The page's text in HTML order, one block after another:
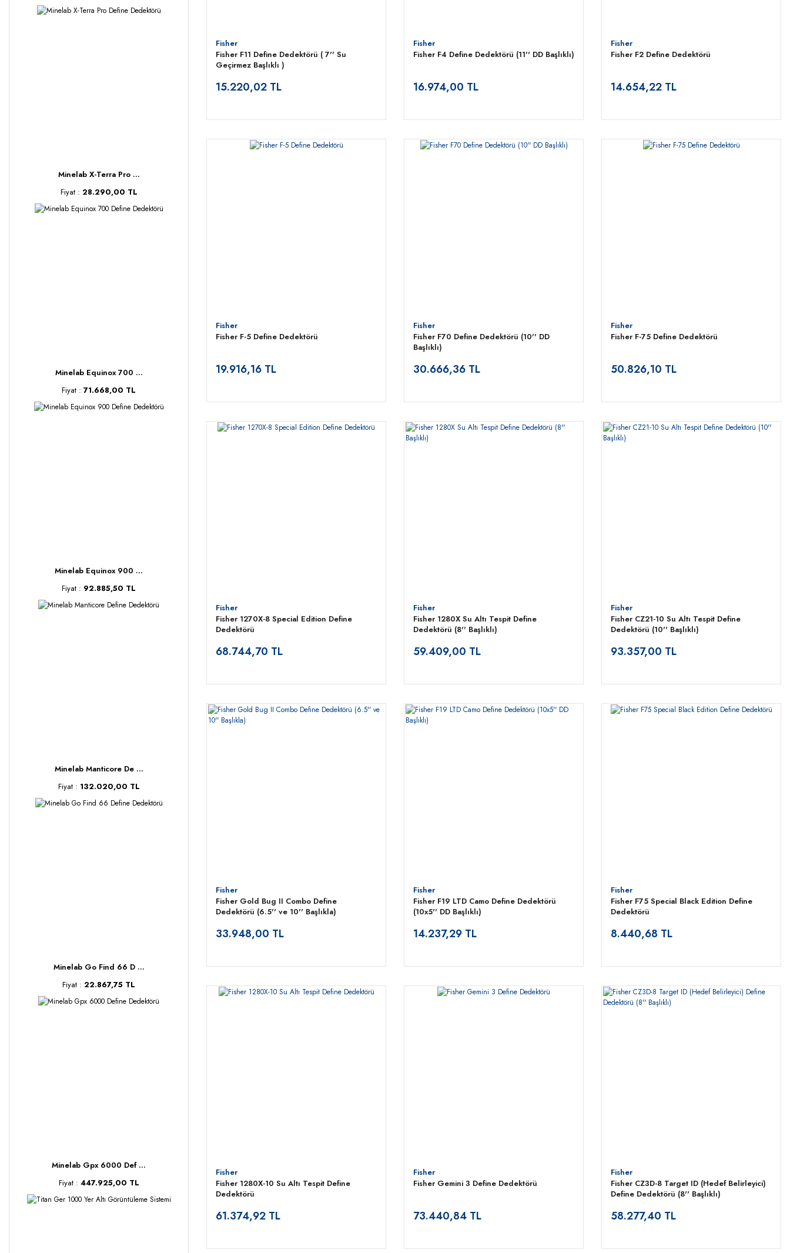
Minelab X-Terra Pro ...
Fiyat : 28.290,00 TL
Minelab Equinox 700 ...
Fiyat : 71.668,00 TL
Minelab Equinox 900 ...
Fiyat : 92.885,50 TL
Minelab Manticore De ...
Fiyat : 132.020,00 TL
Minelab Go Find 66 D ...
Fiyat : 22.867,75 TL
Minelab Gpx 6000 Def ...
Fiyat : 447.925,00 TL
Fisher
Fisher F11 Define Dedektörü ( 7'' Su
Geçirmez Başlıklı )
15.220,02 TL
Fisher
Fisher F4 Define Dedektörü (11'' DD Başlıklı)
16.974,00 TL
Fisher
Fisher F2 Define Dedektörü
14.654,22 TL
Fisher
Fisher F-5 Define Dedektörü
19.916,16 TL
Fisher
Fisher F70 Define Dedektörü (10'' DD
Başlıklı)
30.666,36 TL
Fisher
Fisher F-75 Define Dedektörü
50.826,10 TL
Fisher
Fisher 1270X-8 Special Edition Define
Dedektörü
68.744,70 TL
Fisher
Fisher 1280X Su Altı Tespit Define
Dedektörü (8'' Başlıklı)
59.409,00 TL
Fisher
Fisher CZ21-10 Su Altı Tespit Define
Dedektörü (10'' Başlıklı)
93.357,00 TL
Fisher
Fisher Gold Bug II Combo Define
Dedektörü (6.5'' ve 10'' Başlıkla)
33.948,00 TL
Fisher
Fisher F19 LTD Camo Define Dedektörü
(10x5'' DD Başlıklı)
14.237,29 TL
Fisher
Fisher F75 Special Black Edition Define
Dedektörü
8.440,68 TL
Fisher
Fisher 1280X-10 Su Altı Tespit Define
Dedektörü
61.374,92 TL
Fisher
Fisher Gemini 3 Define Dedektörü
73.440,84 TL
Fisher
Fisher CZ3D-8 Target ID (Hedef Belirleyici)
Define Dedektörü (8'' Başlıklı)
58.277,40 TL